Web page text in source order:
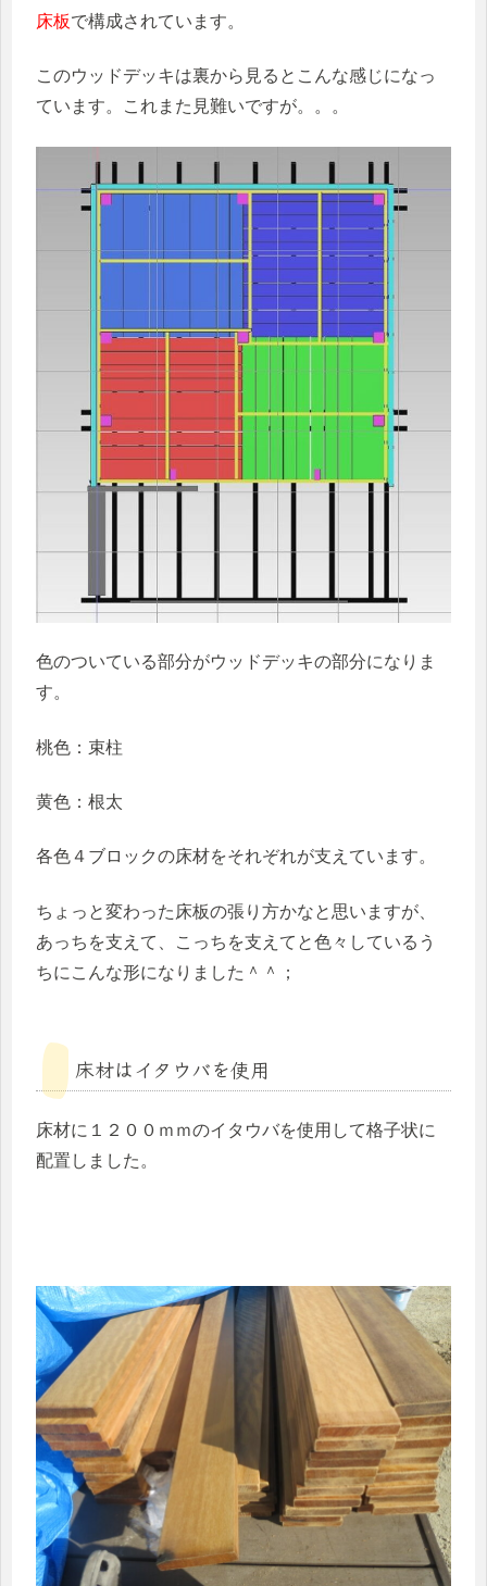
床板で構成されています。
このウッドデッキは裏から見るとこんな感じになっ
ています。これまた見難いですが。。。
色のついている部分がウッドデッキの部分になりま
す。
桃色：束柱
黄色：根太
各色４ブロックの床材をそれぞれが支えています。
ちょっと変わった床板の張り方かなと思いますが、
あっちを支えて、こっちを支えてと色々しているう
ちにこんな形になりました＾＾；
床材はイタウバを使用
床材に１２００ｍｍのイタウバを使用して格子状に
配置しました。